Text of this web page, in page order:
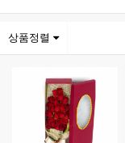
상품정렬